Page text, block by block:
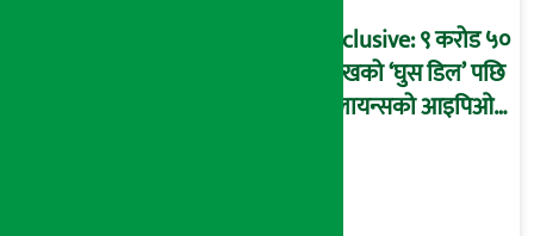
आरोप !
Exclusive: ९ करोड ५०
लाखको ‘घुस डिल’ पछि
रिलायन्सको आइपिओ